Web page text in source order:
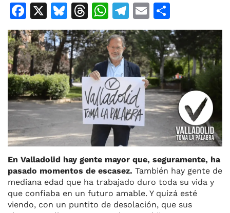
F
a
c
e
b
o
o
k
X
Bl
u
e
s
k
y
T
h
re
a
d
s
W
h
at
s
A
p
p
T
el
e
gr
a
m
E
m
ai
l
o
m
p
ar
ti
r
En Valladolid hay gente mayor que, seguramente, ha
pasado momentos de escasez. También hay gente de
mediana edad que ha trabajado duro toda su vida y
que confiaba en un futuro amable. Y quizá esté
viendo, con un puntito de desolación, que sus